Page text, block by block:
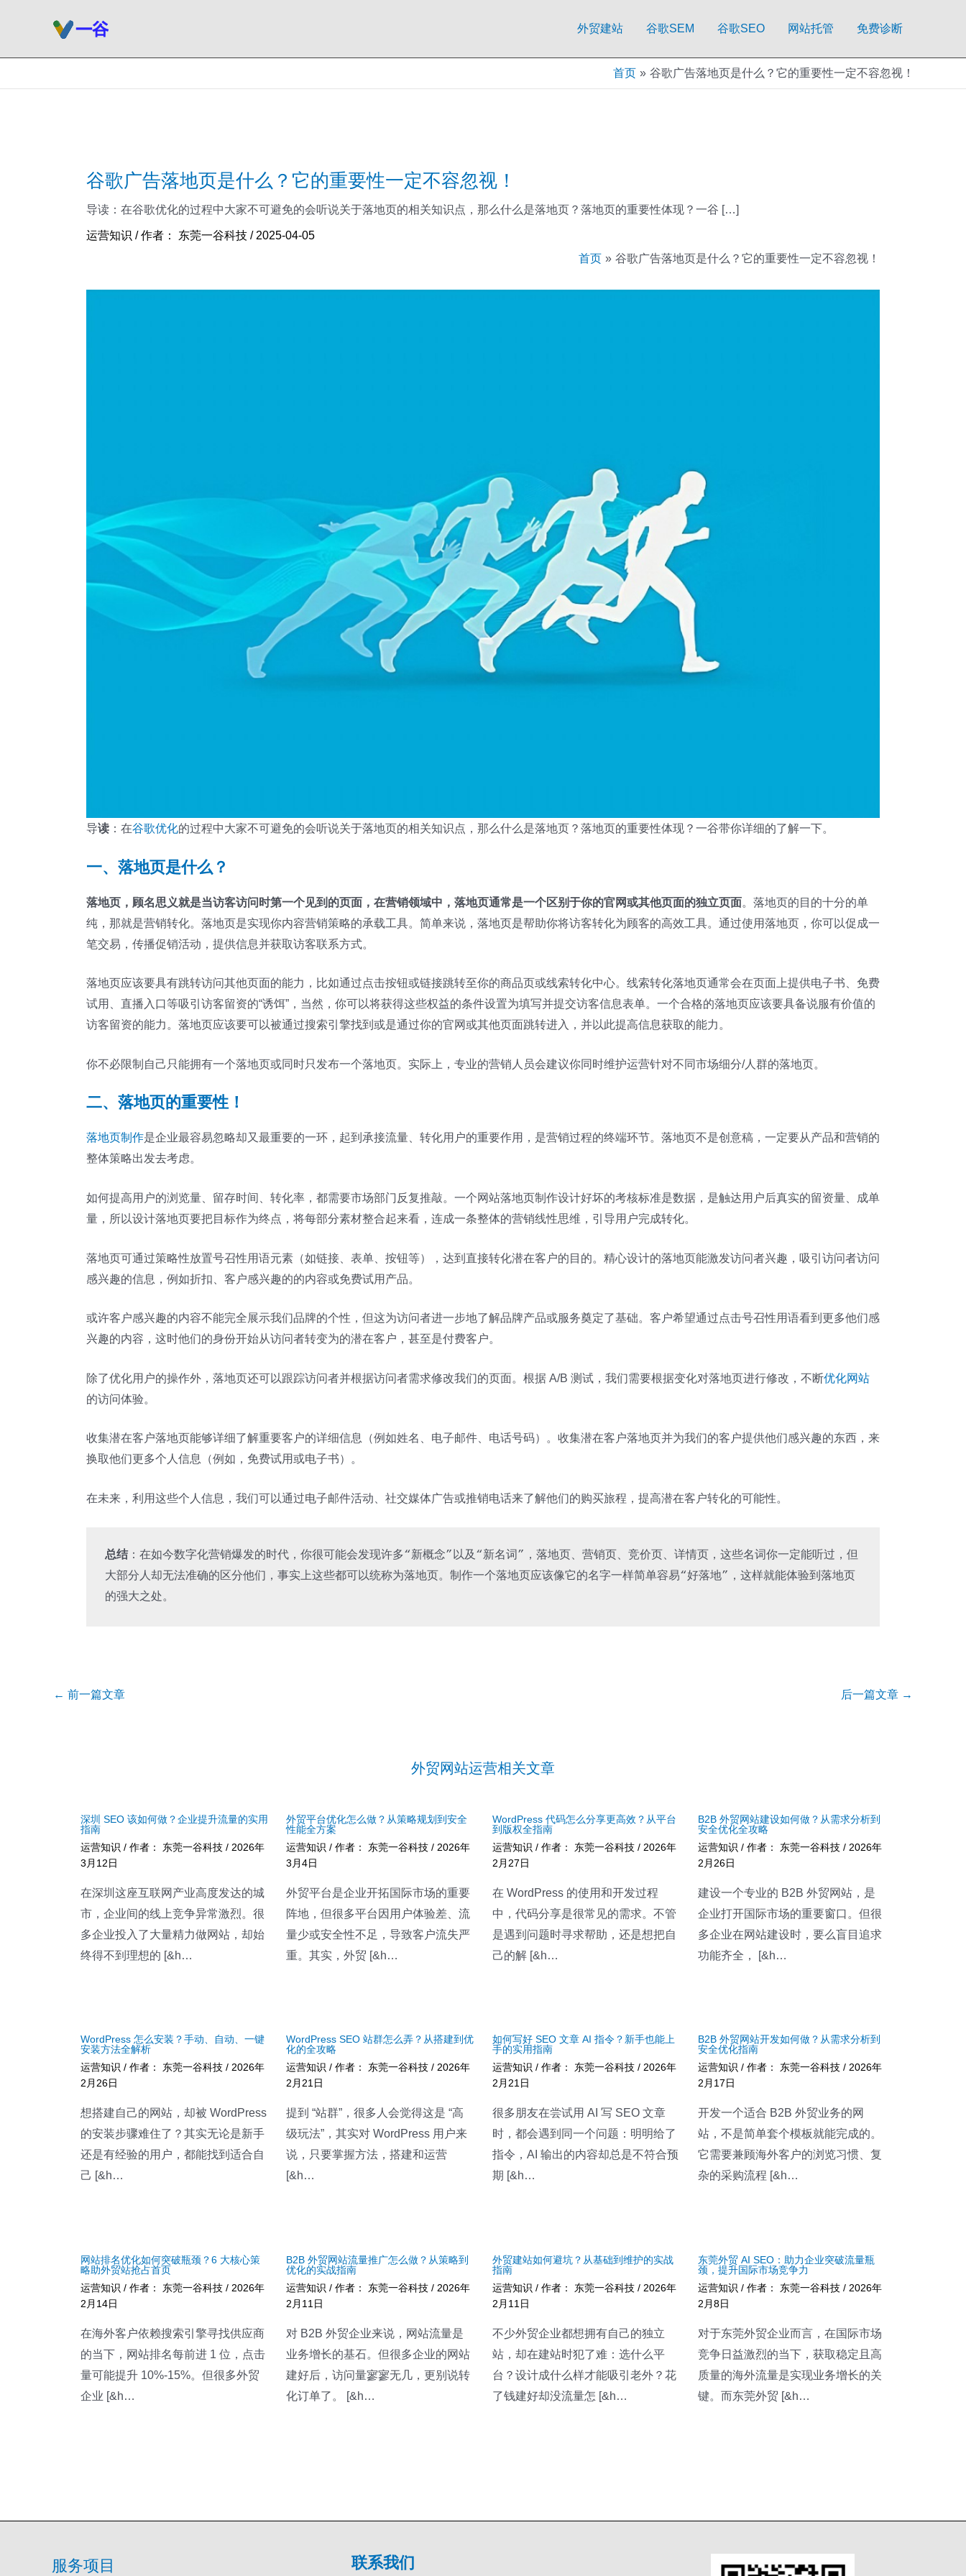
外贸建站 谷歌SEM 谷歌SEO 网站托管 免费诊断
首页 谷歌广告落地页是什么？它的重要性一定不容忽视！
谷歌广告落地页是什么？它的重要性一定不容忽视！
导读：在谷歌优化的过程中大家不可避免的会听说关于落地页的相关知识点，那么什么是落地页？落地页的重要性体现？一谷 […]
运营知识 / 作者： 东莞一谷科技 / 2025-04-05
首页
谷歌广告落地页是什么？它的重要性一定不容忽视！
导读 ：在谷歌优化的过程中大家不可避免的会听说关于落地页的相关知识点，那么什么是落地页？落地页的重要性体现？一谷带你详细的了解一下。
一、落地页是什么？
落地页，顾名思义就是当访客访问时第一个见到的页面，在营销领域中，落地页通常是一个区别于你的官网或其他页面的独立页面。落地页的目的十分的单
纯，那就是营销转化。落地页是实现你内容营销策略的承载工具。简单来说，落地页是帮助你将访客转化为顾客的高效工具。通过使用落地页，你可以促成一
笔交易，传播促销活动，提供信息并获取访客联系方式。
落地页应该要具有跳转访问其他页面的能力，比如通过点击按钮或链接跳转至你的商品页或线索转化中心。线索转化落地页通常会在页面上提供电子书、免费
试用、直播入口等吸引访客留资的“诱饵”，当然，你可以将获得这些权益的条件设置为填写并提交访客信息表单。一个合格的落地页应该要具备说服有价值的
访客留资的能力。落地页应该要可以被通过搜索引擎找到或是通过你的官网或其他页面跳转进入，并以此提高信息获取的能力。
你不必限制自己只能拥有一个落地页或同时只发布一个落地页。实际上，专业的营销人员会建议你同时维护运营针对不同市场细分/人群的落地页。
二、落地页的重要性！
落地页制作是企业最容易忽略却又最重要的一环，起到承接流量、转化用户的重要作用，是营销过程的终端环节。落地页不是创意稿，一定要从产品和营销的
整体策略出发去考虑。
如何提高用户的浏览量、留存时间、转化率，都需要市场部门反复推敲。一个网站落地页制作设计好坏的考核标准是数据，是触达用户后真实的留资量、成单
量，所以设计落地页要把目标作为终点，将每部分素材整合起来看，连成一条整体的营销线性思维，引导用户完成转化。
落地页可通过策略性放置号召性用语元素（如链接、表单、按钮等），达到直接转化潜在客户的目的。精心设计的落地页能激发访问者兴趣，吸引访问者访问
感兴趣的信息，例如折扣、客户感兴趣的的内容或免费试用产品。
或许客户感兴趣的内容不能完全展示我们品牌的个性，但这为访问者进一步地了解品牌产品或服务奠定了基础。客户希望通过点击号召性用语看到更多他们感
兴趣的内容，这时他们的身份开始从访问者转变为的潜在客户，甚至是付费客户。
除了优化用户的操作外，落地页还可以跟踪访问者并根据访问者需求修改我们的页面。根据 A/B 测试，我们需要根据变化对落地页进行修改，不断优化网站
的访问体验。
收集潜在客户落地页能够详细了解重要客户的详细信息（例如姓名、电子邮件、电话号码）。收集潜在客户落地页并为我们的客户提供他们感兴趣的东西，来
换取他们更多个人信息（例如，免费试用或电子书）。
在未来，利用这些个人信息，我们可以通过电子邮件活动、社交媒体广告或推销电话来了解他们的购买旅程，提高潜在客户转化的可能性。
总结：在如今数字化营销爆发的时代，你很可能会发现许多“新概念”以及“新名词”，落地页、营销页、竞价页、详情页，这些名词你一定能听过，但
大部分人却无法准确的区分他们，事实上这些都可以统称为落地页。制作一个落地页应该像它的名字一样简单容易“好落地”，这样就能体验到落地页
的强大之处。
Post
← 前一篇文章 后一篇文章 →
外贸网站运营相关文章
深圳 SEO 该如何做？企业提升流量的实用
指南
运营知识 / 作者： 东莞一谷科技 / 2026年
3月12日
在深圳这座互联网产业高度发达的城
市，企业间的线上竞争异常激烈。很
多企业投入了大量精力做网站，却始
终得不到理想的 [&h…
外贸平台优化怎么做？从策略规划到安全
性能全方案
运营知识 / 作者： 东莞一谷科技/ 2026年
3月4日
外贸平台是企业开拓国际市场的重要
阵地，但很多平台因用户体验差、流
量少或安全性不足，导致客户流失严
重。其实，外贸 [&h…
WordPress 代码怎么分享更高效？从平台
到版权全指南
运营知识 / 作者： 东莞一谷科技 / 2026年
2月27日
在 WordPress 的使用和开发过程
中，代码分享是很常见的需求。不管
是遇到问题时寻求帮助，还是想把自
己的解 [&h…
B2B 外贸网站建设如何做？从需求分析到
安全优化全攻略
运营知识 / 作者： 东莞一谷科技 / 2026年
2月26日
建设一个专业的 B2B 外贸网站，是
企业打开国际市场的重要窗口。但很
多企业在网站建设时，要么盲目追求
功能齐全， [&h…
WordPress 怎么安装？手动、自动、一键
安装方法全解析
运营知识 / 作者： 东莞一谷科技 / 2026年
2月26日
想搭建自己的网站，却被 WordPress
的安装步骤难住了？其实无论是新手
还是有经验的用户，都能找到适合自
己 [&h…
WordPress SEO 站群怎么弄？从搭建到优
化的全攻略
运营知识 / 作者： 东莞一谷科技/2026年
2月21日
提到 “站群”，很多人会觉得这是 “高
级玩法”，其实对 WordPress 用户来
说，只要掌握方法，搭建和运营
[&h…
如何写好 SEO 文章 AI 指令？新手也能上
手的实用指南
运营知识 / 作者： 东莞一谷科技 / 2026年
2月21日
很多朋友在尝试用 AI 写 SEO 文章
时，都会遇到同一个问题：明明给了
指令，AI 输出的内容却总是不符合预
期 [&h…
B2B 外贸网站开发如何做？从需求分析到
安全优化指南
运营知识 / 作者： 东莞一谷科技 / 2026年
2月17日
开发一个适合 B2B 外贸业务的网
站，不是简单套个模板就能完成的。
它需要兼顾海外客户的浏览习惯、复
杂的采购流程 [&h…
网站排名优化如何突破瓶颈？6 大核心策
略助外贸站抢占首页
运营知识 / 作者： 东莞一谷科技 / 2026年
2月14日
在海外客户依赖搜索引擎寻找供应商
的当下，网站排名每前进 1 位，点击
量可能提升 10%-15%。但很多外贸
企业 [&h…
B2B 外贸网站流量推广怎么做？从策略到
优化的实战指南
运营知识 / 作者： 东莞一谷科技/ 2026年
2月11日
对 B2B 外贸企业来说，网站流量是
业务增长的基石。但很多企业的网站
建好后，访问量寥寥无几，更别说转
化订单了。 [&h…
外贸建站如何避坑？从基础到维护的实战
指南
运营知识 / 作者： 东莞一谷科技 / 2026年
2月11日
不少外贸企业都想拥有自己的独立
站，却在建站时犯了难：选什么平
台？设计成什么样才能吸引老外？花
了钱建好却没流量怎 [&h…
东莞外贸 AI SEO：助力企业突破流量瓶
颈，提升国际市场竞争力
运营知识 / 作者： 东莞一谷科技 / 2026年
2月8日
对于东莞外贸企业而言，在国际市场
竞争日益激烈的当下，获取稳定且高
质量的海外流量是实现业务增长的关
键。而东莞外贸 [&h…
服务项目 联系我们